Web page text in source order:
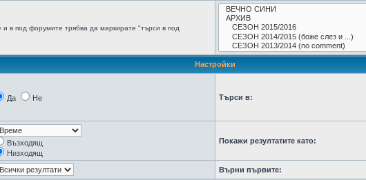
в под форумите трябва да маркирате "търси в под
Настройки
Да Не Търси в:
Възходящ
Низходящ
Покажи резултатите като:
Върни първите: